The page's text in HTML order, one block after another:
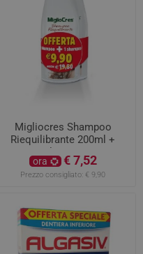
Migliocres Shampoo
Riequilibrante 200ml +
200ml OMAGGIO
ora € 7,52
Prezzo consigliato: € 9,90